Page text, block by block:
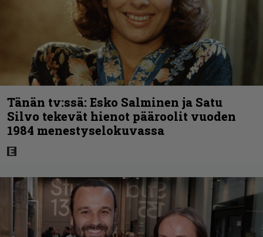
Tänän tv:ssä: Esko Salminen ja Satu
Silvo tekevät hienot pääroolit vuoden
1984 menestyselokuvassa